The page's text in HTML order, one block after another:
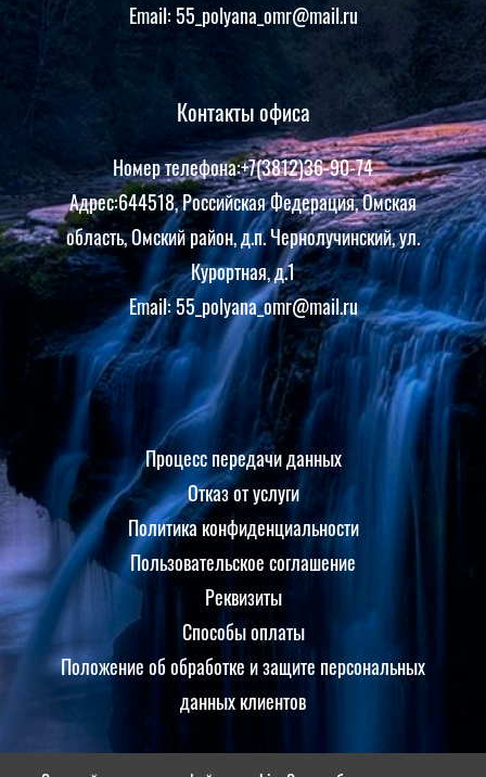
Email: 55_polyana_omr@mail.ru
Контакты офиса
Номер телефона:+7(3812)36-90-74
Адрес:644518, Российская Федерация, Омская
область, Омский район, д.п. Чернолучинский, ул.
Курортная, д.1
Email: 55_polyana_omr@mail.ru
Процесс передачи данных
Отказ от услуги
Политика конфиденциальности
Пользовательское соглашение
Реквизиты
Способы оплаты
Положение об обработке и защите персональных
данных клиентов